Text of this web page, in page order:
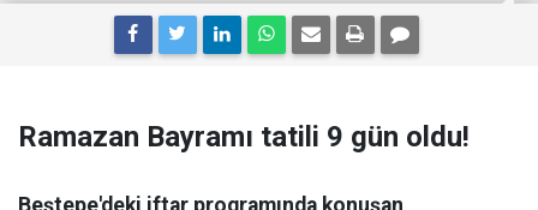
Ramazan Bayramı tatili 9 gün oldu!